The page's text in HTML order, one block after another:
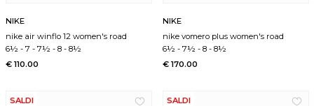
NIKE
nike air winflo 12 women's road
6½ -7 -7½ -8 -8½
€ 110.00
NIKE
nike vomero plus women's road
6½ -7½ -8 -8½
€ 170.00
SALDI SALDI